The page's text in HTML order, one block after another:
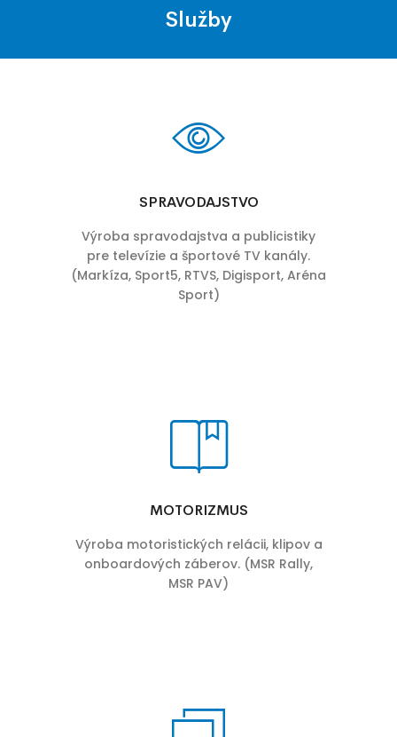
Služby
SPRAVODAJSTVO
Výroba spravodajstva a publicistiky
pre televízie a športové TV kanály.
(Markíza, Sport5, RTVS, Digisport, Aréna
Sport)
MOTORIZMUS
Výroba motoristických relácii, klipov a
onboardových záberov. (MSR Rally,
MSR PAV)